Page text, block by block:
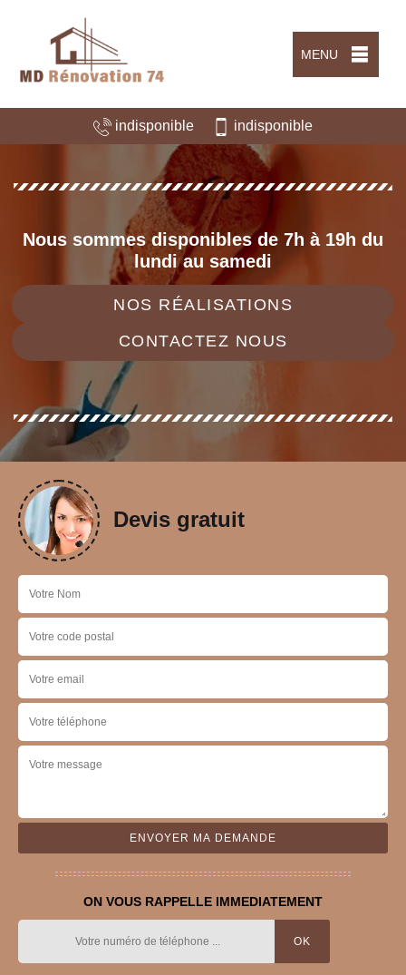
MENU
indisponible indisponible
Nous sommes disponibles de 7h à 19h du
lundi au samedi
NOS RÉALISATIONS
CONTACTEZ NOUS
Devis gratuit
ON VOUS RAPPELLE IMMEDIATEMENT